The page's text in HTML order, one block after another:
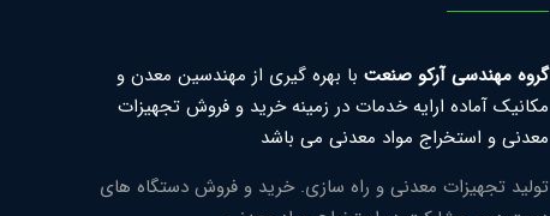
گروه مهندسی آرکو صنعت با بهره گیری از مهندسین معدن و
مکانیک آماده ارایه خدمات در زمینه خرید و فروش تجهیزات
معدنی و استخراج مواد معدنی می باشد
تولید تجهیزات معدنی و راه سازی. خرید و فروش دستگاه های